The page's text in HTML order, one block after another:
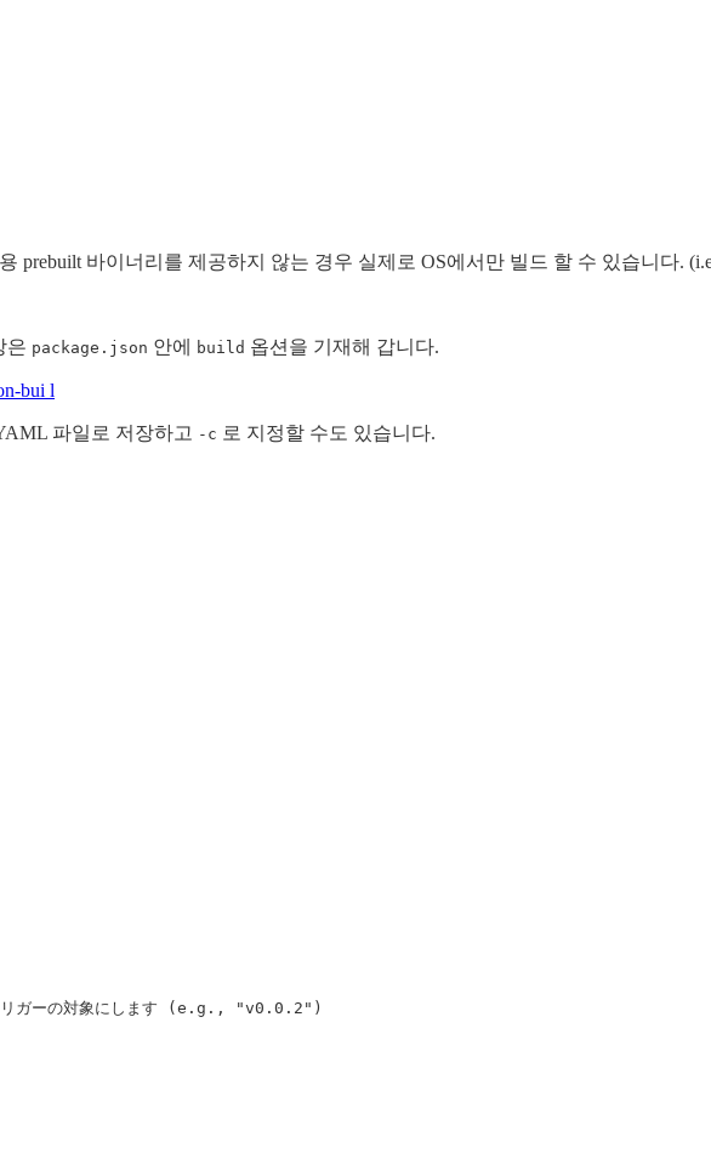
prebuilt 바이너리를 제공하지 않는 경우 실제로 OS에서만 빌드 할 수 있습니다.
은 package.json 안에 build 옵션을 기재해 갑니다.
bui l
파일로 저장하고 -c 로 지정할 수도 있습니다.
ガーの対象にします (e.g., "v0.0.2")